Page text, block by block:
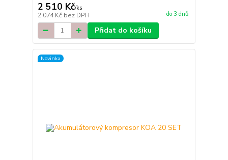
2 510 Kč/ks
2 074 Kč bez DPH do 3 dnů
Přidat do košíku
Novinka